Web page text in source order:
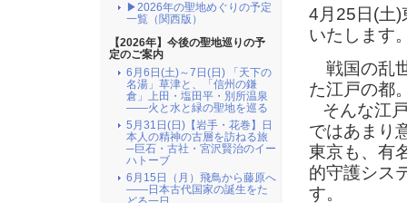
4月25日(土)
いたします
戦国の乱
た江戸の都
そんな江
ではあまり
東京も、有
的守護シス
す。
▶2026年の聖地めぐりの予定
一覧（関西版）
【2026年】今後の聖地巡りの予
定のご案内
6月6日(土)～7日(日) 「天下の
名湯」草津と、「信州の鎌
倉」上田・塩田平・別所温泉
――火と水と緑の聖地を巡る
5月31日(日)【岩手・花巻】日
本人の精神の古層を訪ねる旅
─巨石・古社・宮沢賢治のイー
ハトーブ
6月15日（月）飛鳥から藤原へ
――日本古代国家の誕生をた